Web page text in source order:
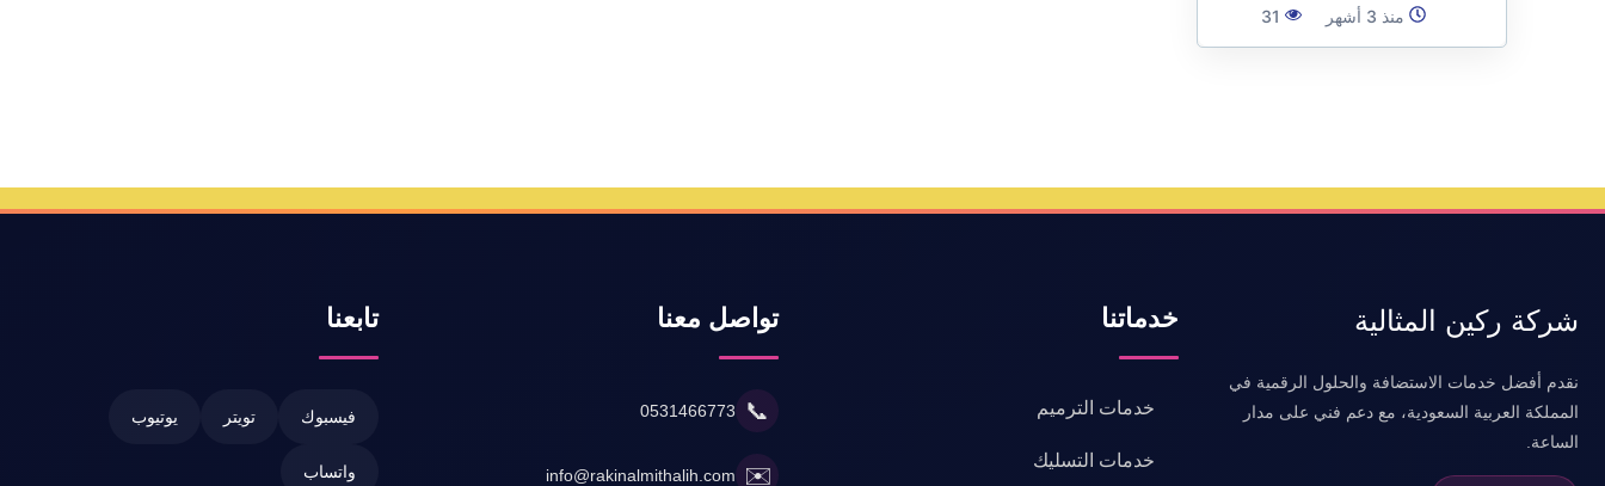
منذ 3 أشهر
شركة ركين المثالية
نقدم أفضل خدمات الاستضافة والحلول الرقمية في
المملكة العربية السعودية، مع دعم فني على مدار
الساعة.
خدماتنا
خدمات الترميم
خدمات التسليك
تواصل معنا
📞
0531466773
✉️
info@rakinalmithalih.com
تابعنا
فيسبوك تويتر يوتيوب
واتساب